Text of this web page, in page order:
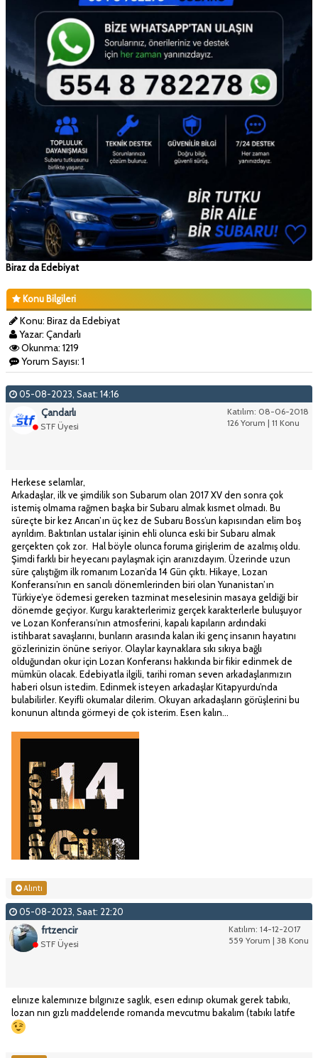
Biraz da Edebiyat
Konu Bilgileri
Konu: Biraz da Edebiyat
Yazar: Çandarlı
Okunma: 1219
Yorum Sayısı: 1
05-08-2023, Saat: 14:16
Katılım: 08-06-2018
126 Yorum | 11 Konu
Çandarlı
STF Üyesi
Herkese selamlar,
Arkadaşlar, ilk ve şimdilik son Subarum olan 2017 XV den sonra çok
istemiş olmama rağmen başka bir Subaru almak kısmet olmadı. Bu
süreçte bir kez Arıcan’ın üç kez de Subaru Boss’un kapısından elim boş
ayrıldım. Baktırılan ustalar işinin ehli olunca eski bir Subaru almak
gerçekten çok zor. Hal böyle olunca foruma girişlerim de azalmış oldu.
Şimdi farklı bir heyecanı paylaşmak için aranızdayım. Üzerinde uzun
süre çalıştığım ilk romanım Lozan’da 14 Gün çıktı. Hikaye, Lozan
Konferansı’nın en sancılı dönemlerinden biri olan Yunanistan’ın
Türkiye’ye ödemesi gereken tazminat meselesinin masaya geldiği bir
dönemde geçiyor. Kurgu karakterlerimiz gerçek karakterlerle buluşuyor
ve Lozan Konferansı’nın atmosferini, kapalı kapıların ardındaki
istihbarat savaşlarını, bunların arasında kalan iki genç insanın hayatını
gözlerinizin önüne seriyor. Olaylar kaynaklara sıkı sıkıya bağlı
olduğundan okur için Lozan Konferansı hakkında bir fikir edinmek de
mümkün olacak. Edebiyatla ilgili, tarihi roman seven arkadaşlarımızın
haberi olsun istedim. Edinmek isteyen arkadaşlar Kitapyurdu’nda
bulabilirler. Keyifli okumalar dilerim. Okuyan arkadaşların görüşlerini bu
konunun altında görmeyi de çok isterim. Esen kalın…
Alıntı
05-08-2023, Saat: 22:20
Katılım: 14-12-2017
559 Yorum | 38 Konu
frtzencir
STF Üyesi
elınıze kalemınıze bılgınıze saglık, eserı edınıp okumak gerek tabıkı,
lozan nın gızlı maddelerıde romanda mevcutmu bakalım (tabıkı latıfe